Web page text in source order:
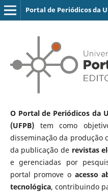
Portal de Periódicos da
O Portal de Periódicos da
(UFPB)tem como
disseminação da
da publicação de revistas
e gerenciadas por
portal promove o acesso
tecnológica, contribuindo